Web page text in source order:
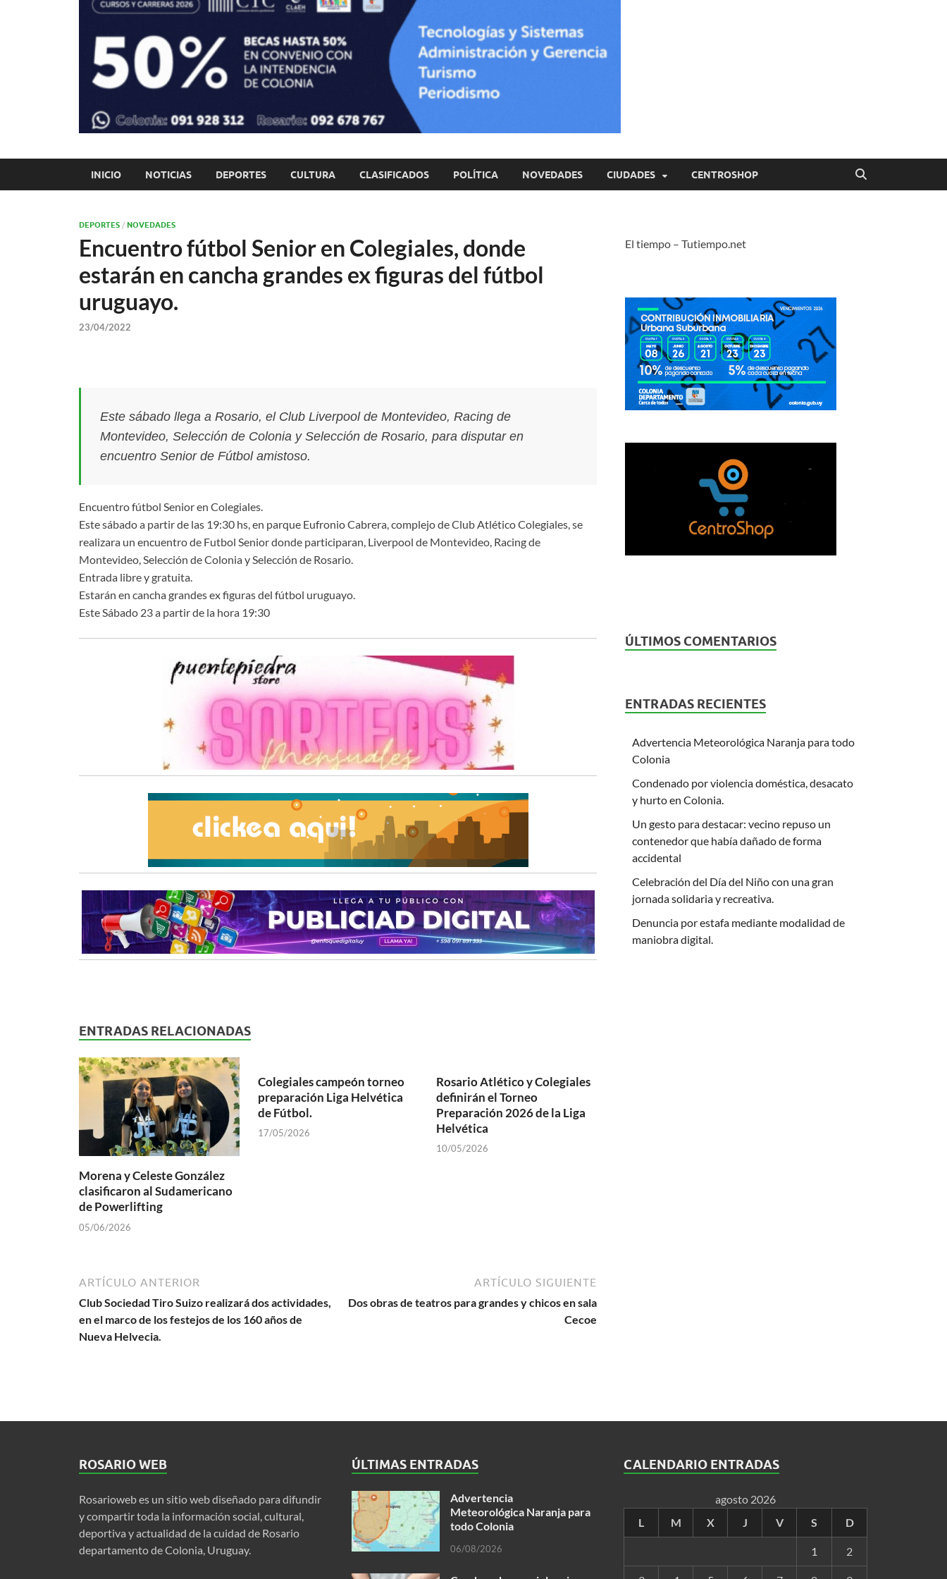
INICIO NOTICIAS DEPORTES CULTURA CLASIFICADOS POLÍTICA NOVEDADES CIUDADES CENTROSHOP
DEPORTES / NOVEDADES
Encuentro fútbol Senior en Colegiales, donde
estarán en cancha grandes ex figuras del fútbol
uruguayo.
23/04/2022
Este sábado llega a Rosario, el Club Liverpool de Montevideo, Racing de
Montevideo, Selección de Colonia y Selección de Rosario, para disputar en
encuentro Senior de Fútbol amistoso.
Encuentro fútbol Senior en Colegiales.
Este sábado a partir de las 19:30 hs, en parque Eufronio Cabrera, complejo de Club Atlético Colegiales, se
realizara un encuentro de Futbol Senior donde participaran, Liverpool de Montevideo, Racing de
Montevideo, Selección de Colonia y Selección de Rosario.
Entrada libre y gratuita.
Estarán en cancha grandes ex figuras del fútbol uruguayo.
Este Sábado 23 a partir de la hora 19:30
ENTRADAS RELACIONADAS
Morena y Celeste González
clasificaron al Sudamericano
de Powerlifting
05/06/2026
Colegiales campeón torneo
preparación Liga Helvética
de Fútbol.
17/05/2026
Rosario Atlético y Colegiales
definirán el Torneo
Preparación 2026 de la Liga
Helvética
10/05/2026
ARTÍCULO ANTERIOR
Club Sociedad Tiro Suizo realizará dos actividades,
en el marco de los festejos de los 160 años de
Nueva Helvecia.
ARTÍCULO SIGUIENTE
Dos obras de teatros para grandes y chicos en sala
Cecoe
El tiempo – Tutiempo.net
ÚLTIMOS COMENTARIOS
ENTRADAS RECIENTES
Advertencia Meteorológica Naranja para todo
Colonia
Condenado por violencia doméstica, desacato
y hurto en Colonia.
Un gesto para destacar: vecino repuso un
contenedor que había dañado de forma
accidental
Celebración del Día del Niño con una gran
jornada solidaria y recreativa.
Denuncia por estafa mediante modalidad de
maniobra digital.
ROSARIO WEB
Rosarioweb es un sitio web diseñado para difundir
y compartir toda la información social, cultural,
deportiva y actualidad de la cuidad de Rosario
departamento de Colonia, Uruguay.
ÚLTIMAS ENTRADAS
Advertencia
Meteorológica Naranja para
todo Colonia
06/08/2026
CALENDARIO ENTRADAS
agosto 2026
L
M X J V S D
1 2